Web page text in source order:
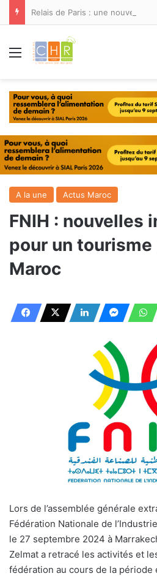
Menu
A la une Actus Maroc
FNIH : nouvelles
pour un
Maroc
Lors de l’assemblée générale
Fédération Nationale de
le 27 septembre 2024 à
Zelmat a retracé les activités et
fédération au cours de la période